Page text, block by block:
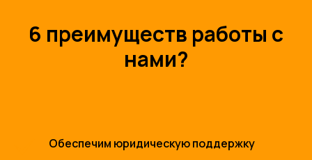
6 преимуществ работы с
нами?
Обеспечим юридическую поддержку